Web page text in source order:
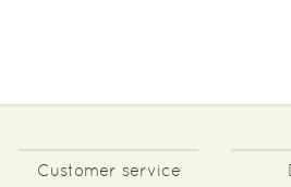
Customer service